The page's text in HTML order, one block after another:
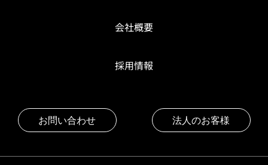
会社概要
採用情報
お問い合わせ 法人のお客様